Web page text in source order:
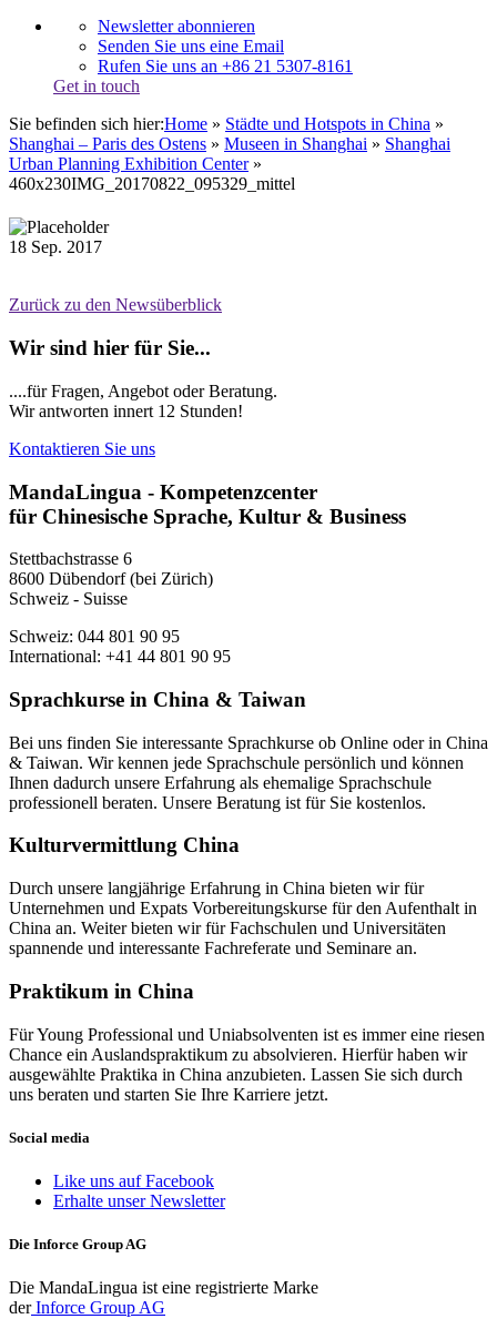
Newsletter abonnieren
Senden Sie uns eine Email
Rufen Sie uns an +86 21 5307-8161
Get in touch
Sie befinden sich hier:Home » Städte und Hotspots in China »
Shanghai – Paris des Ostens » Museen in Shanghai » Shanghai
Urban Planning Exhibition Center»
460x230IMG_20170822_095329_mittel
18 Sep. 2017
Zurück zu den Newsüberblick
Wir sind hier für Sie...
....für Fragen, Angebot oder Beratung.
Wir antworten innert 12 Stunden!
Kontaktieren Sie uns
MandaLingua - Kompetenzcenter
für Chinesische Sprache, Kultur & Business
Stettbachstrasse 6
8600 Dübendorf (bei Zürich)
Schweiz - Suisse
Schweiz: 044 801 90 95
International: +41 44 801 90 95
Sprachkurse in China & Taiwan
Bei uns finden Sie interessante Sprachkurse ob Online oder in China
& Taiwan. Wir kennen jede Sprachschule persönlich und können
Ihnen dadurch unsere Erfahrung als ehemalige Sprachschule
professionell beraten. Unsere Beratung ist für Sie kostenlos.
Kulturvermittlung China
Durch unsere langjährige Erfahrung in China bieten wir für
Unternehmen und Expats Vorbereitungskurse für den Aufenthalt in
China an. Weiter bieten wir für Fachschulen und Universitäten
spannende und interessante Fachreferate und Seminare an.
Praktikum in China
Für Young Professional und Uniabsolventen ist es immer eine riesen
Chance ein Auslandspraktikum zu absolvieren. Hierfür haben wir
ausgewählte Praktika in China anzubieten. Lassen Sie sich durch
uns beraten und starten Sie Ihre Karriere jetzt.
Social media
Like uns auf Facebook
Erhalte unser Newsletter
Die Inforce Group AG
Die MandaLingua ist eine registrierte Marke
derInforce Group AG